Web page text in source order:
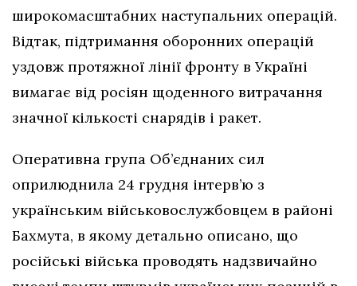
широкомасштабних наступальних операцій.
Відтак, підтримання оборонних операцій
уздовж протяжної лінії фронту в Україні
вимагає від росіян щоденного витрачання
значної кількості снарядів і ракет.
Оперативна група Об’єднаних сил
оприлюднила 24 грудня інтерв’ю з
українським військовослужбовцем в районі
Бахмута, в якому детально описано, що
російські війська проводять надзвичайно